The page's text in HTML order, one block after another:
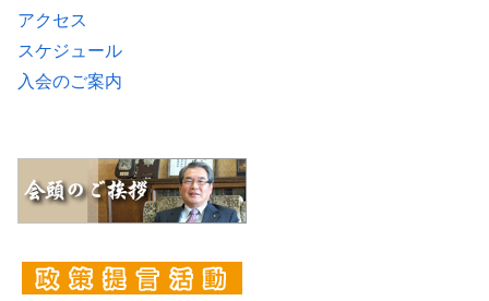
アクセス
スケジュール
入会のご案内